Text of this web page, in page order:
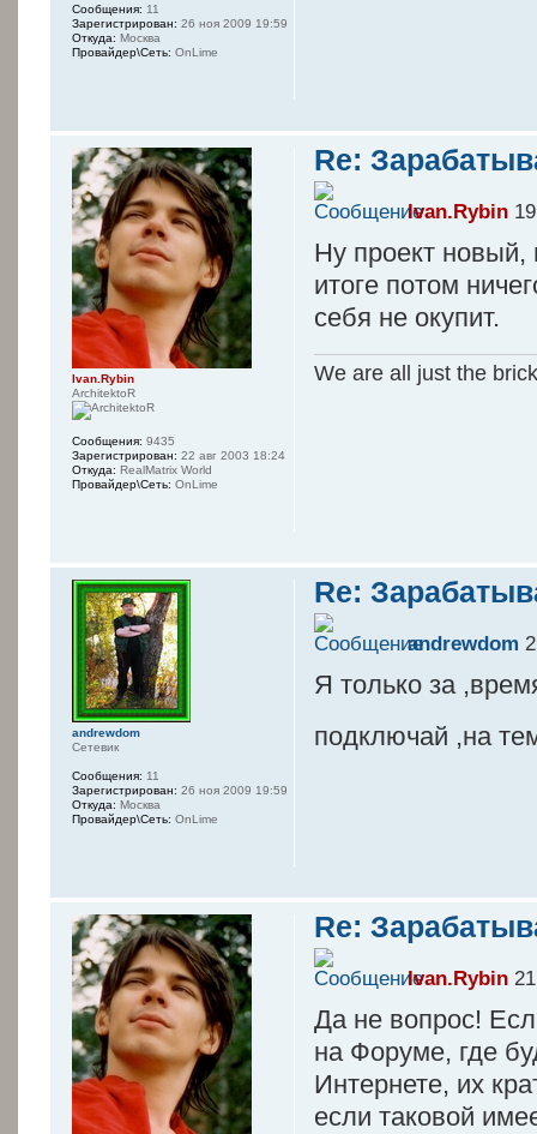
Сообщения: 11
Зарегистрирован: 26 ноя 2009 19:59
Откуда: Москва
Провайдер\Сеть: OnLime
Re:
Ivan.Rybin
Ну проект новый,
итоге потом
себя не окупит.
We are all just the
Ivan.Rybin
ArchitektoR
Сообщения: 9435
Зарегистрирован: 22 авг 2003 18:24
Откуда: RealMatrix World
Провайдер\Сеть: OnLime
Re:
andrewdom
Я только за
подключай ,на
andrewdom
Сетевик
Сообщения: 11
Зарегистрирован: 26 ноя 2009 19:59
Откуда: Москва
Провайдер\Сеть: OnLime
Re:
Ivan.Rybin
Да не вопрос!
на Форуме, где
Интернете, их
если таковой